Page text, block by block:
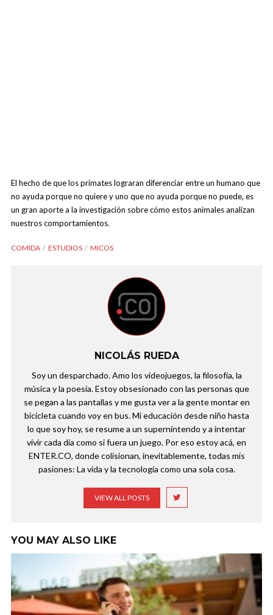
El hecho de que los primates lograran diferenciar entre un humano que
no ayuda porque no quiere y uno que no ayuda porque no puede, es
un gran aporte a la investigación sobre cómo estos animales analizan
nuestros comportamientos.
COMIDA ESTUDIOS MICOS
NICOLÁS RUEDA
Soy un desparchado. Amo los videojuegos, la filosofía, la
música y la poesía. Estoy obsesionado con las personas que
se pegan a las pantallas y me gusta ver a la gente montar en
bicicleta cuando voy en bus. Mi educación desde niño hasta
lo que soy hoy, se resume a un supernintendo y a intentar
vivir cada día como si fuera un juego. Por eso estoy acá, en
ENTER.CO, donde colisionan, inevitablemente, todas mis
pasiones: La vida y la tecnología como una sola cosa.
VIEW ALL POSTS
YOU MAY ALSO LIKE